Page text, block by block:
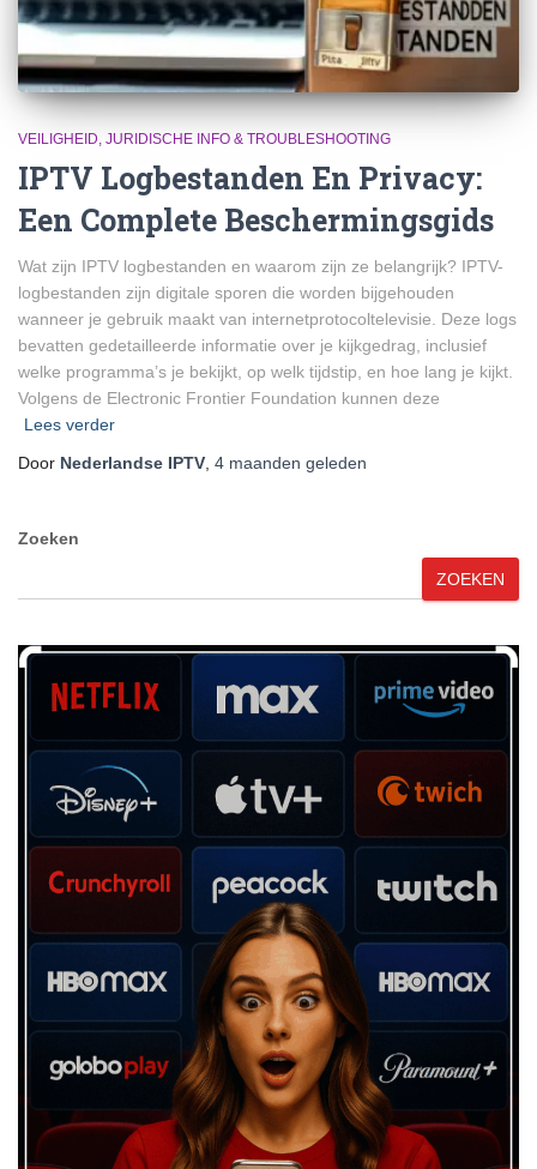
VEILIGHEID, JURIDISCHE INFO & TROUBLESHOOTING
IPTV Logbestanden En Privacy:
Een Complete Beschermingsgids
Wat zijn IPTV logbestanden en waarom zijn ze belangrijk? IPTV-
logbestanden zijn digitale sporen die worden bijgehouden
wanneer je gebruik maakt van internetprotocoltelevisie. Deze logs
bevatten gedetailleerde informatie over je kijkgedrag, inclusief
welke programma’s je bekijkt, op welk tijdstip, en hoe lang je kijkt.
Volgens de Electronic Frontier Foundation kunnen deze
Lees verder
Door Nederlandse IPTV 4 maanden geleden
Zoeken
ZOEKEN